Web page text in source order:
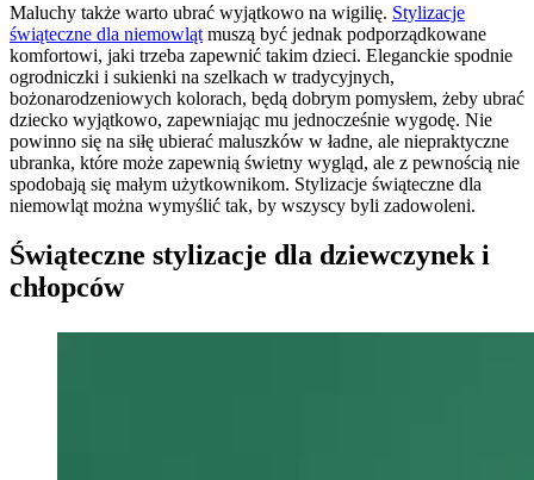
Maluchy także warto ubrać wyjątkowo na wigilię. Stylizacje
świąteczne dla niemowląt muszą być jednak podporządkowane
komfortowi, jaki trzeba zapewnić takim dzieci. Eleganckie spodnie
ogrodniczki i sukienki na szelkach w tradycyjnych,
bożonarodzeniowych kolorach, będą dobrym pomysłem, żeby ubrać
dziecko wyjątkowo, zapewniając mu jednocześnie wygodę. Nie
powinno się na siłę ubierać maluszków w ładne, ale niepraktyczne
ubranka, które może zapewnią świetny wygląd, ale z pewnością nie
spodobają się małym użytkownikom. Stylizacje świąteczne dla
niemowląt można wymyślić tak, by wszyscy byli zadowoleni.
Świąteczne stylizacje dla dziewczynek i
chłopców